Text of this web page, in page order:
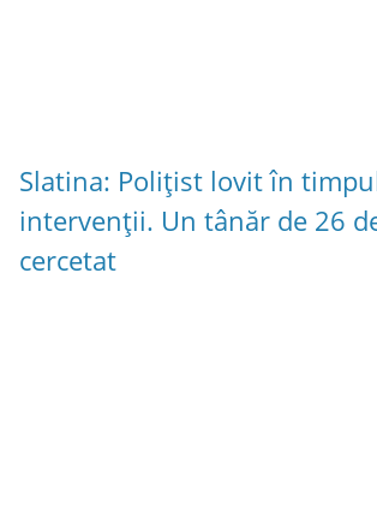
Slatina: Polițist lovit în
intervenții. Un tânăr de 26
cercetat